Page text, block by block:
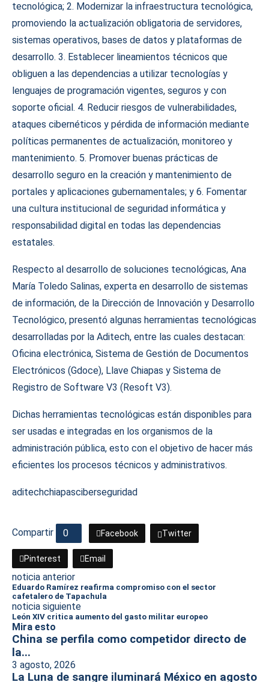
tecnológica; 2. Modernizar la infraestructura tecnológica,
promoviendo la actualización obligatoria de servidores,
sistemas operativos, bases de datos y plataformas de
desarrollo. 3. Establecer lineamientos técnicos que
obliguen a las dependencias a utilizar tecnologías y
lenguajes de programación vigentes, seguros y con
soporte oficial. 4. Reducir riesgos de vulnerabilidades,
ataques cibernéticos y pérdida de información mediante
políticas permanentes de actualización, monitoreo y
mantenimiento. 5. Promover buenas prácticas de
desarrollo seguro en la creación y mantenimiento de
portales y aplicaciones gubernamentales; y 6. Fomentar
una cultura institucional de seguridad informática y
responsabilidad digital en todas las dependencias
estatales.
Respecto al desarrollo de soluciones tecnológicas, Ana
María Toledo Salinas, experta en desarrollo de sistemas
de información, de la Dirección de Innovación y Desarrollo
Tecnológico, presentó algunas herramientas tecnológicas
desarrolladas por la Aditech, entre las cuales destacan:
Oficina electrónica, Sistema de Gestión de Documentos
Electrónicos (Gdoce), Llave Chiapas y Sistema de
Registro de Software V3 (Resoft V3).
Dichas herramientas tecnológicas están disponibles para
ser usadas e integradas en los organismos de la
administración pública, esto con el objetivo de hacer más
eficientes los procesos técnicos y administrativos.
aditechchiapasciberseguridad
Compartir 0 Facebook Twitter
Pinterest Email
noticia anterior
Eduardo Ramírez reafirma compromiso con el sector
cafetalero de Tapachula
noticia siguiente
León XIV critica aumento del gasto militar europeo
Mira esto
China se perfila como competidor directo de
la...
3 agosto, 2026
La Luna de sangre iluminará México en agosto